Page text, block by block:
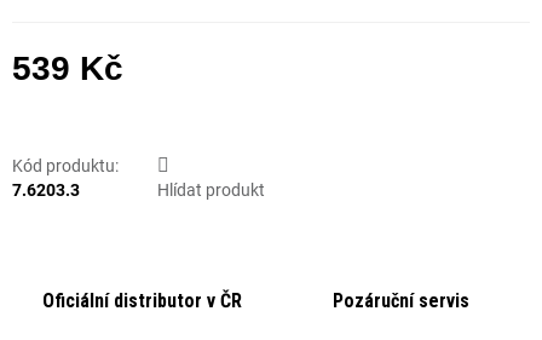
539 Kč
Kód produktu:
7.6203.3
Hlídat produkt
Oficiální distributor v ČR Pozáruční servis